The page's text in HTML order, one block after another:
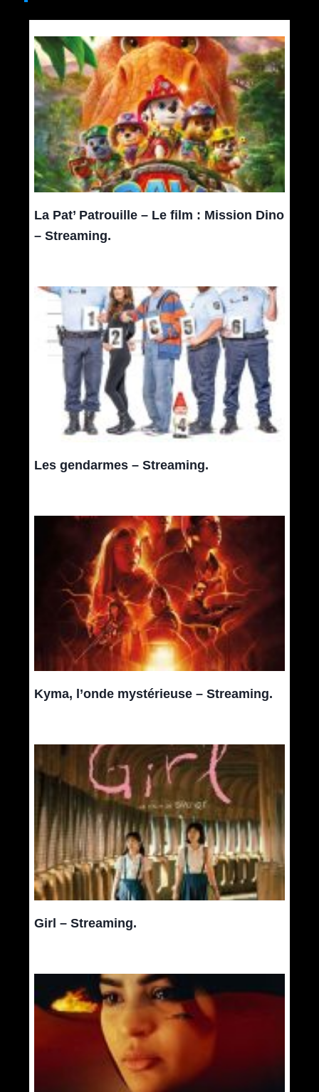
La Pat’ Patrouille – Le film : Mission Dino
– Streaming.
Les gendarmes – Streaming.
Kyma, l’onde mystérieuse – Streaming.
Girl – Streaming.